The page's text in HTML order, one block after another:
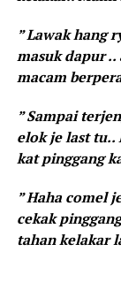
” Lawak hang
masuk dapur
macam
” Sampai
elok je last tu..
kat pinggang
” Haha comel
cekak
tahan kelakar